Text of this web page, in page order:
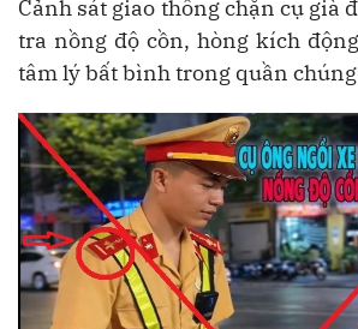
Cảnh sát giao thông chặn cụ già
tra nồng độ cồn, hòng kích
tâm lý bất bình trong quần